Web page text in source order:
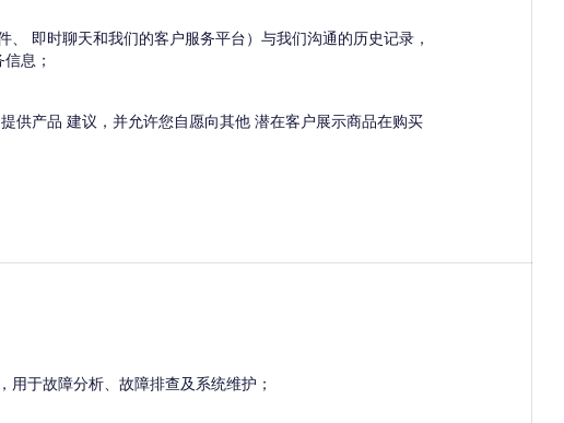
即时聊天和我们的客户服务平台）与我们沟通的历史记录，
息；
供产品 建议，并允许您自愿向其他 潜在客户展示商品在购买
于故障分析、故障排查及系统维护；